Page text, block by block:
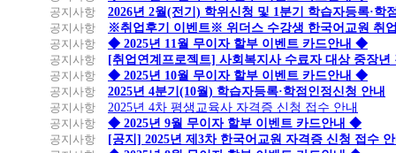
공지사항
2026년 2월(전기) 학위신청 및 1분기 학습자등록·학
공지사항
※취업후기 이벤트※ 위더스 수강생 한국어교원 취
공지사항
◆ 2025년 11월 무이자 할부 이벤트 카드안내 ◆
공지사항
[취업연계프로젝트] 사회복지사 수료자 대상 중장
공지사항
◆ 2025년 10월 무이자 할부 이벤트 카드안내 ◆
공지사항
2025년 4분기(10월) 학습자등록·학점인정신청 안내
공지사항
2025년 4차 평생교육사 자격증 신청 접수 안내
공지사항
◆ 2025년 9월 무이자 할부 이벤트 카드안내 ◆
공지사항
[공지] 2025년 제3차 한국어교원 자격증 신청 접수